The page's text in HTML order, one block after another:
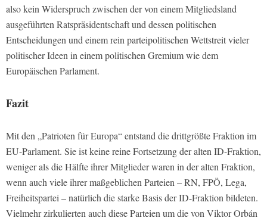
also kein Widerspruch zwischen der von einem Mitgliedsland
ausgeführten Ratspräsidentschaft und dessen politischen
Entscheidungen und einem rein parteipolitischen Wettstreit vieler
politischer Ideen in einem politischen Gremium wie dem
Europäischen Parlament.
Fazit
Mit den „Patrioten für Europa“ entstand die drittgrößte Fraktion im
EU-Parlament. Sie ist keine reine Fortsetzung der alten ID-Fraktion,
weniger als die Hälfte ihrer Mitglieder waren in der alten Fraktion,
wenn auch viele ihrer maßgeblichen Parteien – RN, FPÖ, Lega,
Freiheitspartei – natürlich die starke Basis der ID-Fraktion bildeten.
Vielmehr zirkulierten auch diese Parteien um die von Viktor Orbán